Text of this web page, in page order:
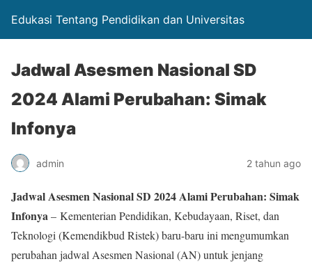
Edukasi Tentang Pendidikan dan Universitas
Jadwal Asesmen Nasional SD
2024 Alami Perubahan: Simak
Infonya
admin 2 tahun ago
Jadwal Asesmen Nasional SD 2024 Alami Perubahan: Simak
Infonya– Kementerian Pendidikan, Kebudayaan, Riset, dan
Teknologi (Kemendikbud Ristek) baru-baru ini mengumumkan
perubahan jadwal Asesmen Nasional (AN) untuk jenjang